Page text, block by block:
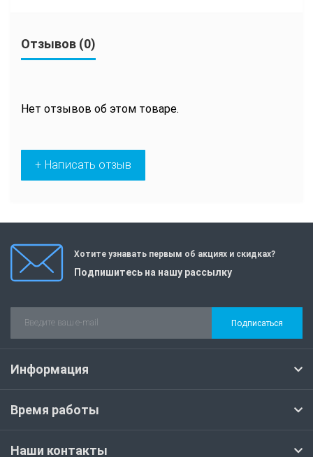
Отзывов (0)
Нет отзывов об этом товаре.
+ Написать отзыв
Хотите узнавать первым об акциях и скидках?
Подпишитесь на нашу рассылку
Подписаться
Информация
Время работы
Наши контакты